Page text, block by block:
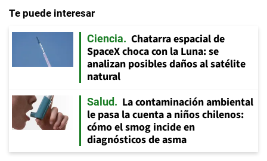
Te puede interesar
Ciencia
Chatarra espacial de
SpaceX choca con la Luna: se
analizan posibles daños al satélite
natural
Salud
La contaminación ambiental
le pasa la cuenta a niños chilenos:
cómo el smog incide en
diagnósticos de asma